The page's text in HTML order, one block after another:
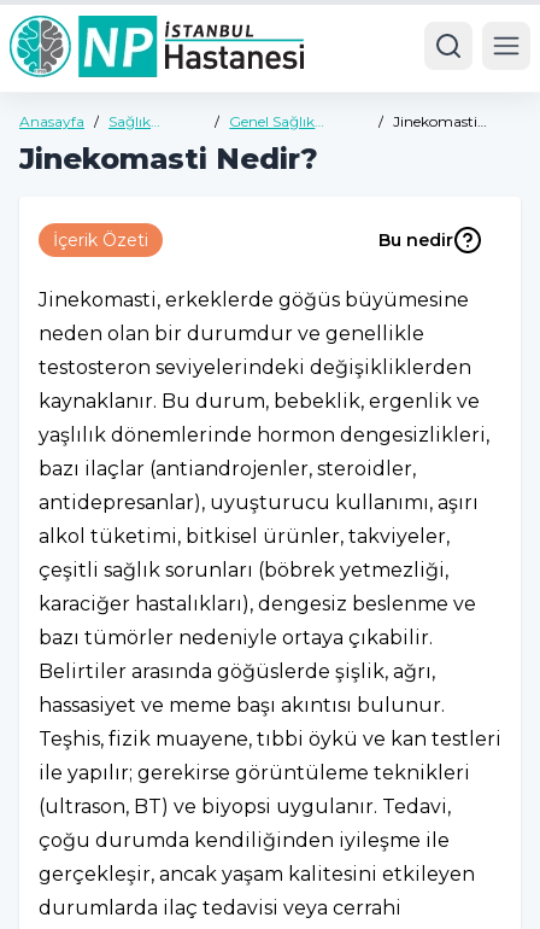
Anasayfa / Sağlık
/ Genel Sağlık
/ Jinekomasti
Jinekomasti Nedir?
İçerik Özeti Bu nedir
Jinekomasti, erkeklerde göğüs büyümesine
neden olan bir durumdur ve genellikle
testosteron seviyelerindeki değişikliklerden
kaynaklanır. Bu durum, bebeklik, ergenlik ve
yaşlılık dönemlerinde hormon dengesizlikleri,
bazı ilaçlar (antiandrojenler, steroidler,
antidepresanlar), uyuşturucu kullanımı, aşırı
alkol tüketimi, bitkisel ürünler, takviyeler,
çeşitli sağlık sorunları (böbrek yetmezliği,
karaciğer hastalıkları), dengesiz beslenme ve
bazı tümörler nedeniyle ortaya çıkabilir.
Belirtiler arasında göğüslerde şişlik, ağrı,
hassasiyet ve meme başı akıntısı bulunur.
Teşhis, fizik muayene, tıbbi öykü ve kan testleri
ile yapılır; gerekirse görüntüleme teknikleri
(ultrason, BT) ve biyopsi uygulanır. Tedavi,
çoğu durumda kendiliğinden iyileşme ile
gerçekleşir, ancak yaşam kalitesini etkileyen
durumlarda ilaç tedavisi veya cerrahi